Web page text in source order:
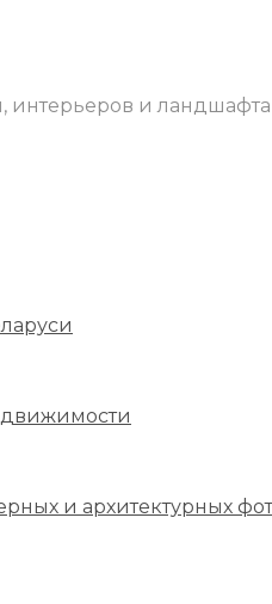
интерьеров и ландшафта
и архитектурных